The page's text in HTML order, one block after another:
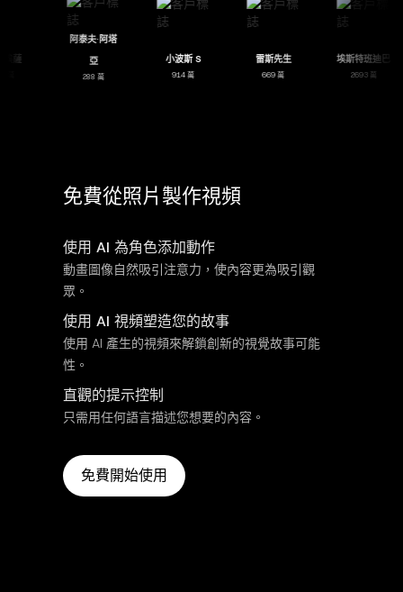
謝多埃薩
阿泰夫·阿塔
288 萬
小波斯 S
914 萬
雷斯先生
669 萬
埃斯特班
2693 萬
免費從照片製作視頻
使用 AI 為角色添加動作
動畫圖像自然吸引注意力，使內容更為吸引觀
眾。
使用 AI 視頻塑造您的故事
使用 AI 產生的視頻來解鎖創新的視覺故事可能
性。
直觀的提示控制
只需用任何語言描述您想要的內容。
免費開始使用